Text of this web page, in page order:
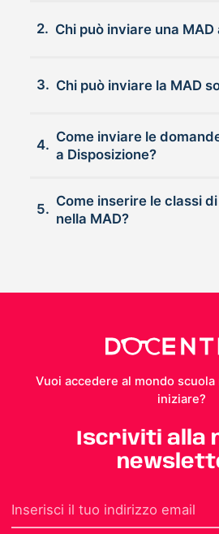
2.
3. Chi può inviare la MAD
4.
Come inviare le
a Disposizione?
5.
Come inserire le classi di concorso
nella MAD?
Vuoi accedere al mondo scuola
iniziare?
Iscriviti alla